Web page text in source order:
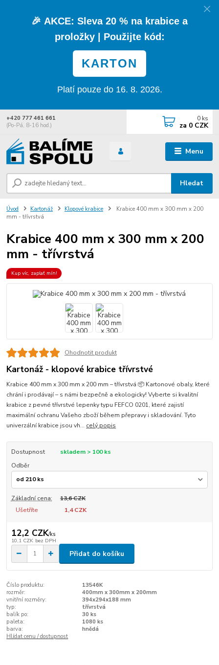
🎉 AKCE: Sleva 20 % na krabice a
proložky| Použijte kód:
KARTON
Platí pouze do 16. 8. 2026.
Menu
Hledat
+420 777 461 661
(Po-Pá, 8-16 hod.)
0 ks
za 0 CZK
Úvod Kartonáž Klopové krabice
Krabice 400 mm x 300 mm x 200
mm - třívrstvá
Krabice 400 mm x 300 mm x 200
mm - třívrstvá
Kup víc, zaplať mín!
Ohodnotit produkt
Kartonáž - klopové krabice třívrstvé
Krabice 400 mm x 300 mm x 200 mm – třívrstvá 📦 Kartonové obaly, které
chrání i prodávají – s námi bezpečně a ekologicky! Vyberte si kvalitní
krabice z pevné třívrstvé lepenky typu FEFCO 0201, které zajistí
maximální ochranu Vašeho zboží během přepravy i skladování. Tyto
univerzální krabice jsou vh... celý popis
Dostupnost
skladem > 100 ks
Odběr
Základní cena:
13,6 CZK
Ušetříte
1,4 CZK
12,2 CZK/ks
10,1 CZK bez DPH
Přidat do košíku
Číslo produktu:
13546K
rozměr:
400mm x 300mm x 200mm
vnitřní rozměry:
394x294x188 mm
typ:
třívrstvá
balík po:
30 ks
paleta:
1080 ks
barva:
hnědá
Hlídat cenu / dostupnost